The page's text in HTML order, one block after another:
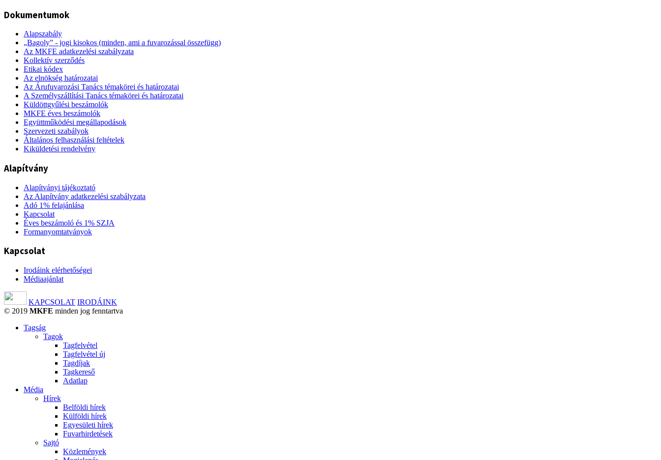
Dokumentumok
Alapszabály
„Bagoly” - jogi kisokos (minden, ami a fuvarozással összefügg)
Az MKFE adatkezelési szabályzata
Kollektív szerződés
Etikai kódex
Az elnökség határozatai
Az Árufuvarozási Tanács témakörei és határozatai
A Személyszállítási Tanács témakörei és határozatai
Küldöttgyűlési beszámolók
MKFE éves beszámolók
Együttműködési megállapodások
Szervezeti szabályok
Általános felhasználási feltételek
Kiküldetési rendelvény
Alapítvány
Alapítványi tájékoztató
Az Alapítvány adatkezelési szabályzata
Adó 1% felajánlása
Kapcsolat
Éves beszámoló és 1% SZJA
Formanyomtatványok
Kapcsolat
Irodáink elérhetőségei
Médiaajánlat
KAPCSOLAT IRODÁINK
© 2019 MKFE minden jog fenntartva
Tagság
Tagok
Tagfelvétel
Tagfelvétel új
Tagdíjak
Tagkereső
Adatlap
Média
Hírek
Belföldi hírek
Külföldi hírek
Egyesületi hírek
Fuvarhirdetések
Sajtó
Közlemények